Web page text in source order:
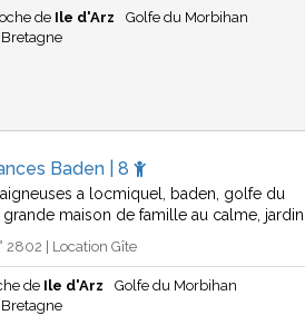
de Ile d'Arz
Golfe du Morbihan
Bretagne
Baden | 8
a locmiquel, baden, golfe du
maison de famille au calme, jardin…
2802 | Location Gîte
de Ile d'Arz
Golfe du Morbihan
Bretagne